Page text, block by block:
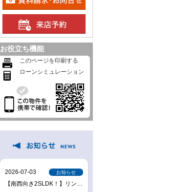
お役立ち機能
このページを印刷する
ローンシミュレーション